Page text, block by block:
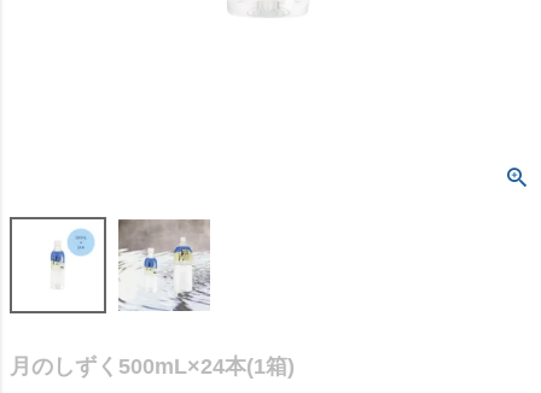
月のしずく500mL×24本(1箱)